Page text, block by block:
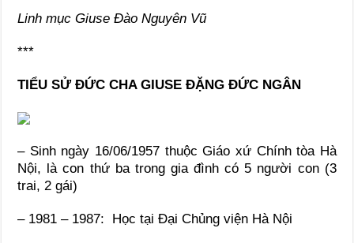
Linh mục Giuse Đào Nguyên Vũ
***
TIỂU SỬ ĐỨC CHA GIUSE ĐẶNG ĐỨC NGÂN
– Sinh ngày 16/06/1957 thuộc Giáo xứ Chính tòa Hà
Nội, là con thứ ba trong gia đình có 5 người con (3
trai, 2 gái)
– 1981 – 1987: Học tại Đại Chủng viện Hà Nội